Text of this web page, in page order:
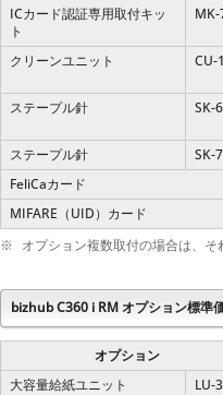
ICカード認証専用取付キッ
ト
クリーンユニット CU-
ステープル針
SK-
ステープル針
SK-
FeliCaカード
MIFARE（UID）カード
※ オプション複数取付の場合は、そ
bizhub C360 i RM オプション標準
オプション
大容量給紙ユニット
LU-